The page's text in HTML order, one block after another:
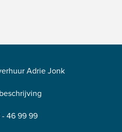
Adrie Jonk
46 99 99